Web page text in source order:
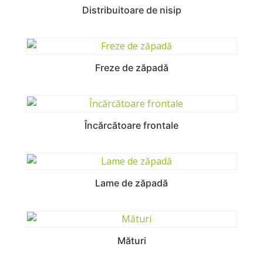
Distribuitoare de nisip
Freze de zăpadă
Încărcătoare frontale
Lame de zăpadă
Mături